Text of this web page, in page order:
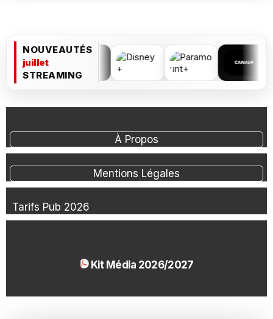
NOUVEAUTÉS
juillet
STREAMING
À Propos
Mentions Légales
Tarifs Pub 2026
Kit Média 2026/2027